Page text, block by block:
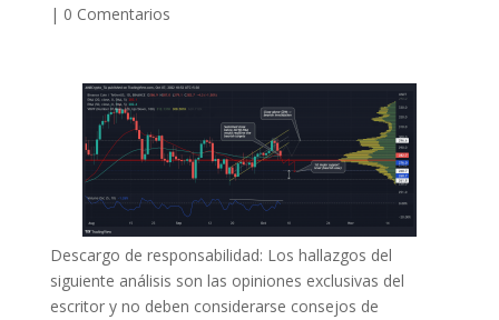
| 0 Comentarios
Descargo de responsabilidad: Los hallazgos del
siguiente análisis son las opiniones exclusivas del
escritor y no deben considerarse consejos de